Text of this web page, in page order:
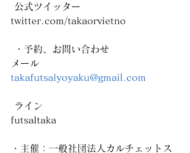
公式ツイッター
twitter.com/takaorvietno
・予約、お問い合わせ
メール
takafutsalyoyaku@gmail.com
ライン
futsaltaka
・主催：一般社団法人カルチェットス